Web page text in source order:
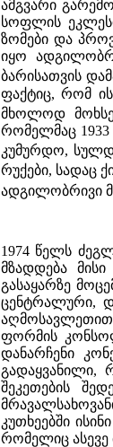
ამგვარი
სოფლის
ზომები და
იყო
ბარისათვის
ფაქტიც, რომ
მხოლოდ
რომელმაც 1933
კუმურდო,
რუქები, სადაც
ადგილობრივი
1974 წელს
მზადდება
გასაყარზე
ცენტრალური,
აღმოსავლეთით
ფორმის
დანარჩენი
გადაყვანილი,
შეკეთების
კუთხეებში
რომელიც ასევე